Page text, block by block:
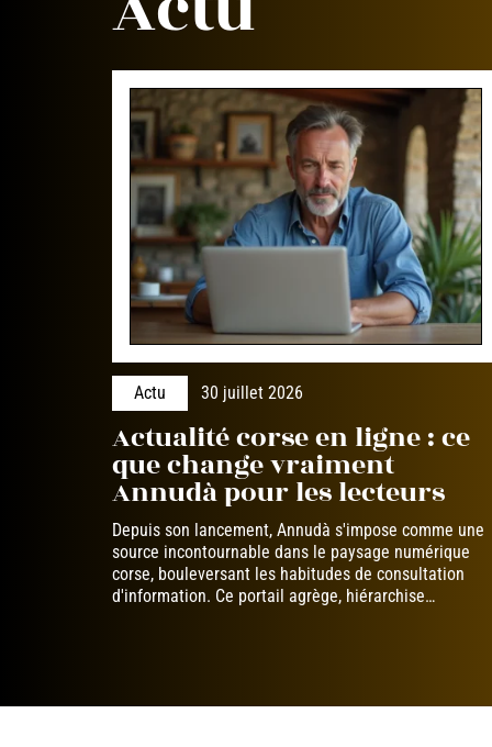
Actu 30 juillet 2026
Actualité corse en ligne : ce
que change vraiment
Annudà pour les lecteurs
Depuis son lancement, Annudà s'impose comme une
source incontournable dans le paysage numérique
corse, bouleversant les habitudes de consultation
d'information. Ce portail agrège, hiérarchise…